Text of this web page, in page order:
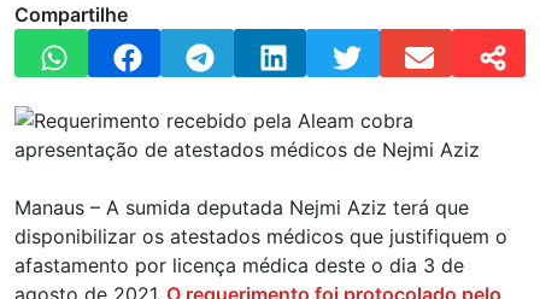
Compartilhe
Manaus – A sumida deputada Nejmi Aziz terá que
disponibilizar os atestados médicos que justifiquem o
afastamento por licença médica deste o dia 3 de
agosto de 2021. O requerimento foi protocolado pelo